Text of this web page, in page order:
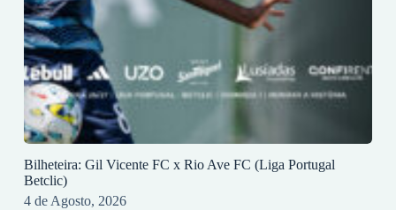
Bilheteira: Gil Vicente FC x Rio Ave FC (Liga Portugal
Betclic)
4 de Agosto, 2026